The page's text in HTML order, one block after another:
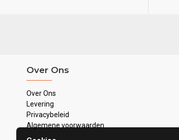
Over Ons
Over Ons
Levering
Privacybeleid
Algemene voorwaarden